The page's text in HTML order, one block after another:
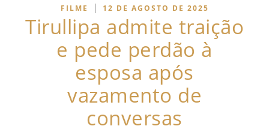
FILME | 12 DE AGOSTO DE 2025
Tirullipa admite traição
e pede perdão à
esposa após
vazamento de
conversas